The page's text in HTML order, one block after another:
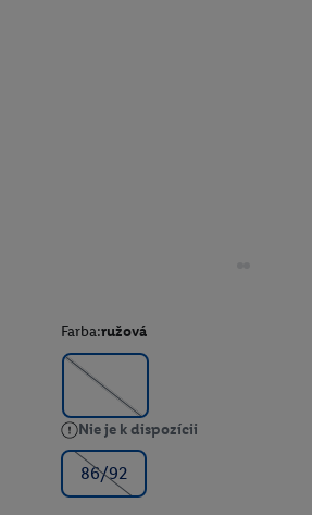
Farba:ružová
Nie je k dispozícii
86/92